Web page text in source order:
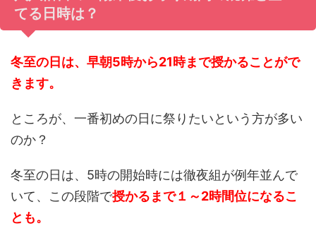
てる日時は？
冬至の日は、早朝5時から21時まで授かることがで
きます。
ところが、一番初めの日に祭りたいという方が多い
のか？
冬至の日は、5時の開始時には徹夜組が例年並んで
いて、この段階で授かるまで１～2時間位になるこ
とも。